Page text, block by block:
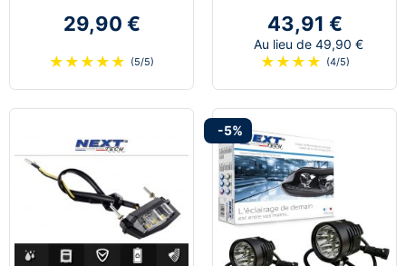
29,90 €
★ ★ ★ ★ ★ (5/5)
43,91 €
Au lieu de 49,90 €
★ ★ ★ ★ (4/5)
-5%